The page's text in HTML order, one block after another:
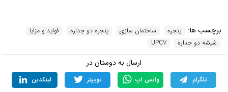
برچسب ها: پنجره ساختمان سازی پنجره دو جداره
فواید و مزایا
شیشه دو جداره
UPCV
ارسال به دوستان در
تلگرام واتس اپ توییتر لینکدین